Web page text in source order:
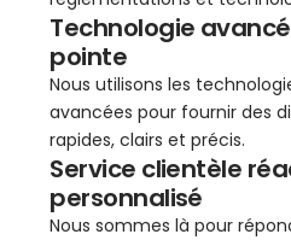
Technologie
pointe
Nous utilisons les
avancées pour fournir des
rapides, clairs et précis.
Service clientèle
personnalisé
Nous sommes là pour